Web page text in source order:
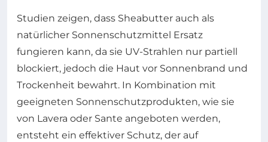
Studien zeigen, dass Sheabutter auch als
natürlicher Sonnenschutzmittel Ersatz
fungieren kann, da sie UV-Strahlen nur partiell
blockiert, jedoch die Haut vor Sonnenbrand und
Trockenheit bewahrt. In Kombination mit
geeigneten Sonnenschutzprodukten, wie sie
von Lavera oder Sante angeboten werden,
entsteht ein effektiver Schutz, der auf